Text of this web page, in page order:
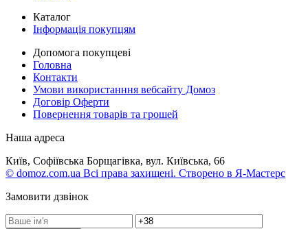
Каталог
Інформація покупцям
Допомога покупцеві
Головна
Контакти
Умови використанння вебсайту Домоз
Договір Оферти
Повернення товарів та грошей
Наша адреса
Київ, Софіївська Борщагівка, вул. Київська, 66
© domoz.com.ua Всі права захищені. Створено в Я-Мастерс
Замовити дзвінок